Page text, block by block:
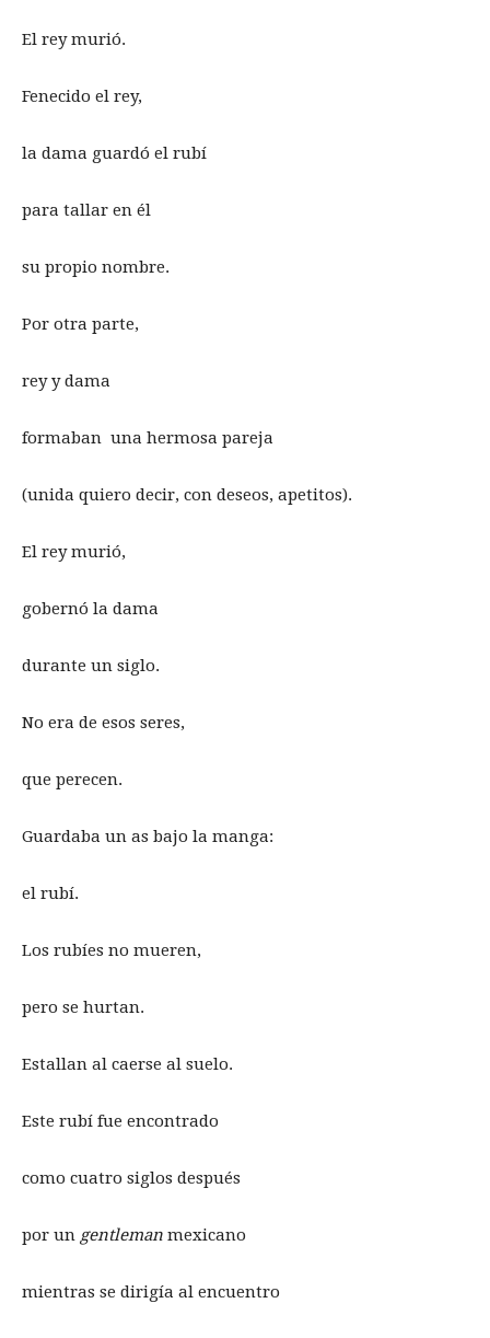
El rey murió.
Fenecido el rey,
la dama guardó el rubí
para tallar en él
su propio nombre.
Por otra parte,
rey y dama
formaban una hermosa pareja
(unida quiero decir, con deseos, apetitos).
El rey murió,
gobernó la dama
durante un siglo.
No era de esos seres,
que perecen.
Guardaba un as bajo la manga:
el rubí.
Los rubíes no mueren,
pero se hurtan.
Estallan al caerse al suelo.
Este rubí fue encontrado
como cuatro siglos después
por un gentleman mexicano
mientras se dirigía al encuentro